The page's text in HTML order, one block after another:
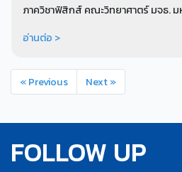
ภาควิชาฟิสิกส์ คณะวิทยาศาตร์ มจธ. ม
อ่านต่อ >
« Previous Next »
FOLLOW UP